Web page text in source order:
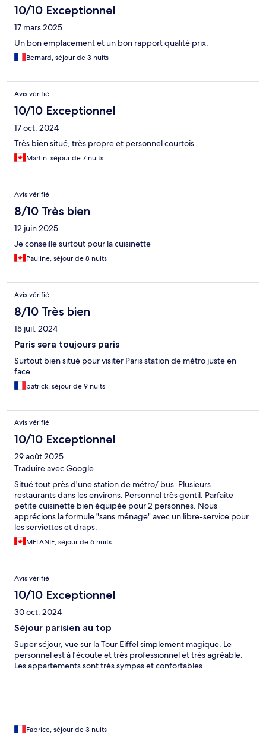
10/10 Exceptionnel
17 mars 2025
Un bon emplacement et un bon rapport qualité prix.
Bernard, séjour de 3 nuits
Avis vérifié
10/10 Exceptionnel
17 oct. 2024
Très bien situé, très propre et personnel courtois.
Martin, séjour de 7 nuits
Avis vérifié
8/10 Très bien
12 juin 2025
Je conseille surtout pour la cuisinette
Pauline, séjour de 8 nuits
Avis vérifié
8/10 Très bien
15 juil. 2024
Paris sera toujours paris
Surtout bien situé pour visiter Paris station de métro juste en
face
patrick, séjour de 9 nuits
Avis vérifié
10/10 Exceptionnel
29 août 2025
Traduire avec Google
Situé tout près d'une station de métro/ bus. Plusieurs
restaurants dans les environs. Personnel très gentil. Parfaite
petite cuisinette bien équipée pour 2 personnes. Nous
apprécions la formule "sans ménage" avec un libre-service pour
les serviettes et draps.
MELANIE, séjour de 6 nuits
Avis vérifié
10/10 Exceptionnel
30 oct. 2024
Séjour parisien au top
Super séjour, vue sur la Tour Eiffel simplement magique. Le
personnel est à l'écoute et très professionnel et très agréable.
Les appartements sont très sympas et confortables
Fabrice, séjour de 3 nuits